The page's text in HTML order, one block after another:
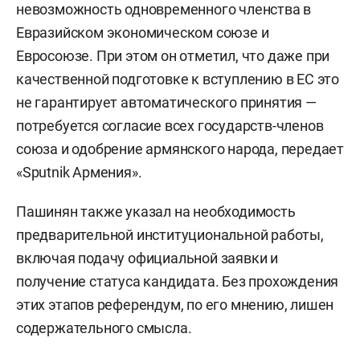
невозможность одновременного членства в
Евразийском экономическом союзе и
Евросоюзе. При этом он отметил, что даже при
качественной подготовке к вступлению в ЕС это
не гарантирует автоматического принятия —
потребуется согласие всех государств-членов
союза и одобрение армянского народа, передает
«Sputnik Армения».
Пашинян также указал на необходимость
предварительной институциональной работы,
включая подачу официальной заявки и
получение статуса кандидата. Без прохождения
этих этапов референдум, по его мнению, лишен
содержательного смысла.